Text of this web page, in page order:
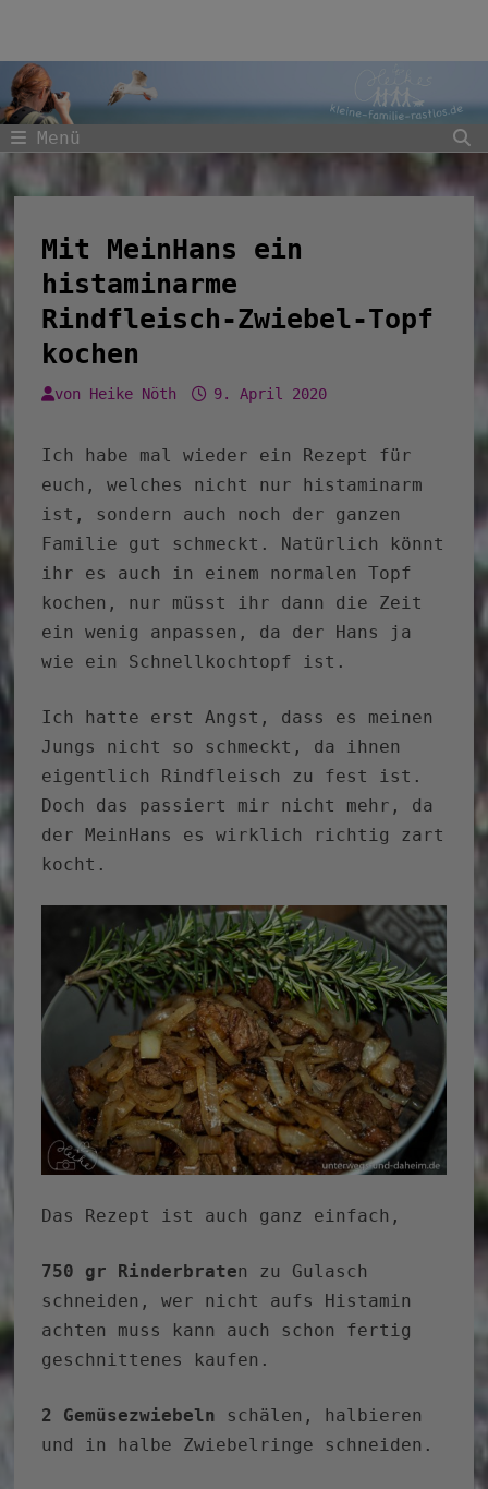
springen
Menü
Mit MeinHans ein
histaminarme
Rindfleisch-Zwiebel-Topf
kochen
von Heike Nöth 9. April 2020
Ich habe mal wieder ein Rezept für
euch, welches nicht nur histaminarm
ist, sondern auch noch der ganzen
Familie gut schmeckt. Natürlich könnt
ihr es auch in einem normalen Topf
kochen, nur müsst ihr dann die Zeit
ein wenig anpassen, da der Hans ja
wie ein Schnellkochtopf ist.
Ich hatte erst Angst, dass es meinen
Jungs nicht so schmeckt, da ihnen
eigentlich Rindfleisch zu fest ist.
Doch das passiert mir nicht mehr, da
der MeinHans es wirklich richtig zart
kocht.
Das Rezept ist auch ganz einfach,
750 gr Rinderbraten zu Gulasch
schneiden, wer nicht aufs Histamin
achten muss kann auch schon fertig
geschnittenes kaufen.
2 Gemüsezwiebeln schälen, halbieren
und in halbe Zwiebelringe schneiden.